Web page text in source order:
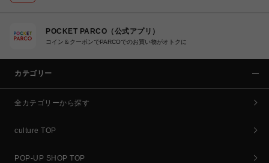
POCKET PARCO（公式アプリ）
コイン＆クーポンでPARCOでのお買い物がオトクに
カテゴリー
全カテゴリーから探す
culture TOP
POP-UP SHOP TOP